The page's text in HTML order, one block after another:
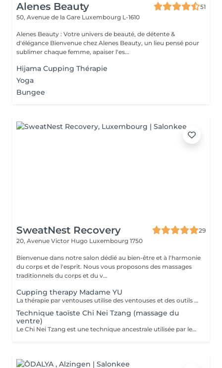
Alenes Beauty
51
50, Avenue de la Gare Luxembourg L-1610
Alenes Beauty : Votre univers de beauté, de détente &
d'élégance Bienvenue chez Alenes Beauty, un lieu pensé pour
sublimer chaque femme, apaiser l'es...
Hijama Cupping Thérapie
Yoga
Bungee
SweatNest Recovery
29
20, Avenue Victor Hugo Luxembourg 1750
Bienvenue dans notre salon dédié au bien-être et à l'harmonie
du corps et de l'esprit. Nous vous proposons des massages
traditionnels du corps et du v...
Cupping therapy Madame YU
La thérapie par ventouses utilise des ventouses et des outils qui, par combustion, expulsent l'air de l'intérieur des ventouses, créant une pression négative qui permet aux ventouses d'adhérer aux points d'acupuncture ou à la surface de la peau où la thérapie par ventouses doit être effectuée, produisant ainsi une stimulation. Pour ce faire, à la fois en prévention et en traitement, la peau au niveau du site d'application des ventouses devient congestionnée et il y a stase sanguine Cupping therapy uses cups and tools employing combustion to expel air from inside the cups, creating negative pressure that causes the cups to adhere to acuponts or the skin surface where cupping is to be performed, thus producing stimulation,to achieve both prevention and treatment, the skin at the cupping site will become congested,and blood stasis.
Technique taoïste Chi Nei Tzang (massage du
ventre)
Le Chi Nei Tzang est une technique ancestrale utilisée par les moines taoïstes de la Chine qui signifie «travail de l'énergie des organes internes». Selon les taoïstes, chaque organe est lié à une émotion : la colère au foie, la peur aux reins. Notre ventre porte en lui les traces laissées par tous nos traumatismes et nos secrets les plus intimes. L'obstruction des organes internes bloque la libre circulation de l'énergie vitale, le Chi. Le massage agit en profondeur sur les viscères, les émotions et tous les systèmes vitaux du corps. Déroulement de la séance: Pendant le soin vous êtes allongés sur le dos : le torse et le ventre nus, le bas du ventre et les jambes sont couverts ainsi que la poitrine chez les femmes. Pendant la séance vous portez un masque sur les yeux pour pouvoir vous détendre complètement. Mais vous restez attentifs à vos sensations ! À tout moment, si quelque chose vous inquiète ou vous dérange, (certains points de l'intestin peuvent être sensibles !) n'hésitez pas me signaler. Lors de massage j'utilise de l'huile de sésame ou d'amande douce. Aux certains moments lors de soin je prononce «six sons de guérison» qui possèdent un potentiel vibratoire qui participe du nettoyage des organes. Des pressions souples et profondes, appliquées directement sur les organes ou sur des points réflexes, permettent aux énergies ou aux émotions prisonnières, de se libérer. Le massage se termine par le drainage lymphatique et l'équilibrage des pouls.